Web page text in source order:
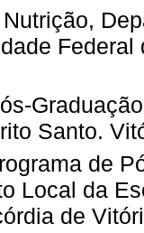
Santo.
de
Local da
de